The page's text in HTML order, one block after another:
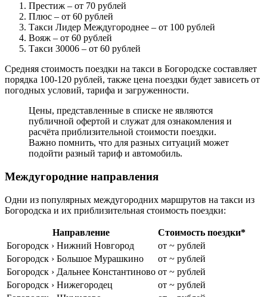
Престиж – от 70 рублей
Плюс – от 60 рублей
Такси Лидер Междугороднее – от 100 рублей
Вояж – от 60 рублей
Такси 30006 – от 60 рублей
Средняя стоимость поездки на такси в Богородске составляет
порядка 100-120 рублей, также цена поездки будет зависеть от
погодных условий, тарифа и загруженности.
Цены, представленные в списке не являются
публичной офертой и служат для ознакомления и
расчёта приблизительной стоимости поездки.
Важно помнить, что для разных ситуаций может
подойти разный тариф и автомобиль.
Междугородние направления
Одни из популярных междугородних маршрутов на такси из
Богородска и их приблизительная стоимость поездки:
Направление
Стоимость поездки*
Богородск › Нижний Новгород
от ~ рублей
Богородск › Большое Мурашкино
от ~ рублей
Богородск › Дальнее Константиново от ~ рублей
Богородск › Нижегородец
от ~ рублей